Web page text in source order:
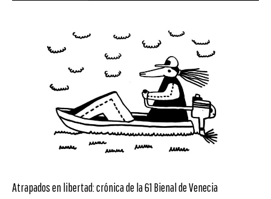
Atrapados en libertad: crónica de la 61 Bienal de Venecia